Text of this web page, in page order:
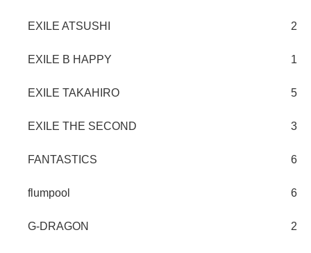
EXILE ATSUSHI 2
EXILE B HAPPY 1
EXILE TAKAHIRO 5
EXILE THE SECOND 3
FANTASTICS 6
flumpool 6
G-DRAGON 2